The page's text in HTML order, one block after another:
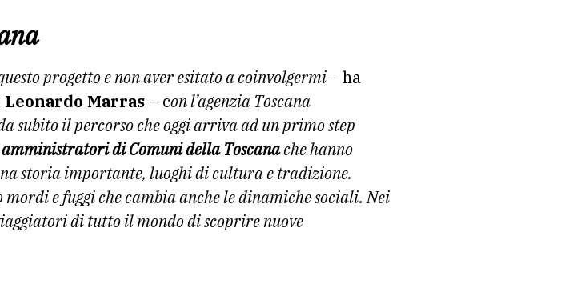
progetto e non aver esitato a coinvolgermi –ha
Leonardo Marras – con l’agenzia Toscana
subito il percorso che oggi arriva ad un primo step
di Comuni della Toscanache hanno
storia importante, luoghi di cultura e tradizione.
e fuggi che cambiaanche le dinamiche sociali. Nei
di tutto il mondo di scoprire nuove